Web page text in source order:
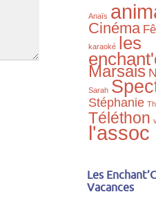
Anaïs
Cinéma
karaoké les
Marsais
Sarah
Stéphanie
Téléthon
l'assoc
Les
Vacances